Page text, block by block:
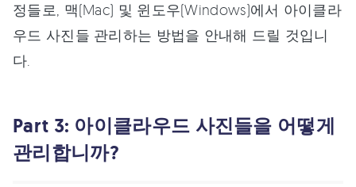
정들로, 맥(Mac) 및 윈도우(Windows)에서 아이클라
우드 사진들 관리하는 방법을 안내해 드릴 것입니
다.
Part 3: 아이클라우드 사진들을 어떻게
관리합니까?